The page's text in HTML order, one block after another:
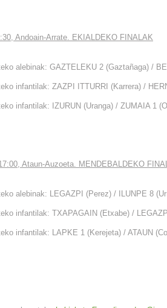
Andoain-Arrate. EKIALDEKO FINALAK
alebinak: GAZTELEKU 2 (Gaztañaga) /
infantilak: ZAZPI ITTURRI (Karrera) /
infantilak: IZURUN (Uranga) / ZUMAIA 1
Ataun-Auzoeta. MENDEBALDEKO
alebinak: LEGAZPI (Perez) / ILUNPE 8
infantilak: TXAPAGAIN (Etxabe) /
infantilak: LAPKE 1 (Kerejeta) / ATAUN